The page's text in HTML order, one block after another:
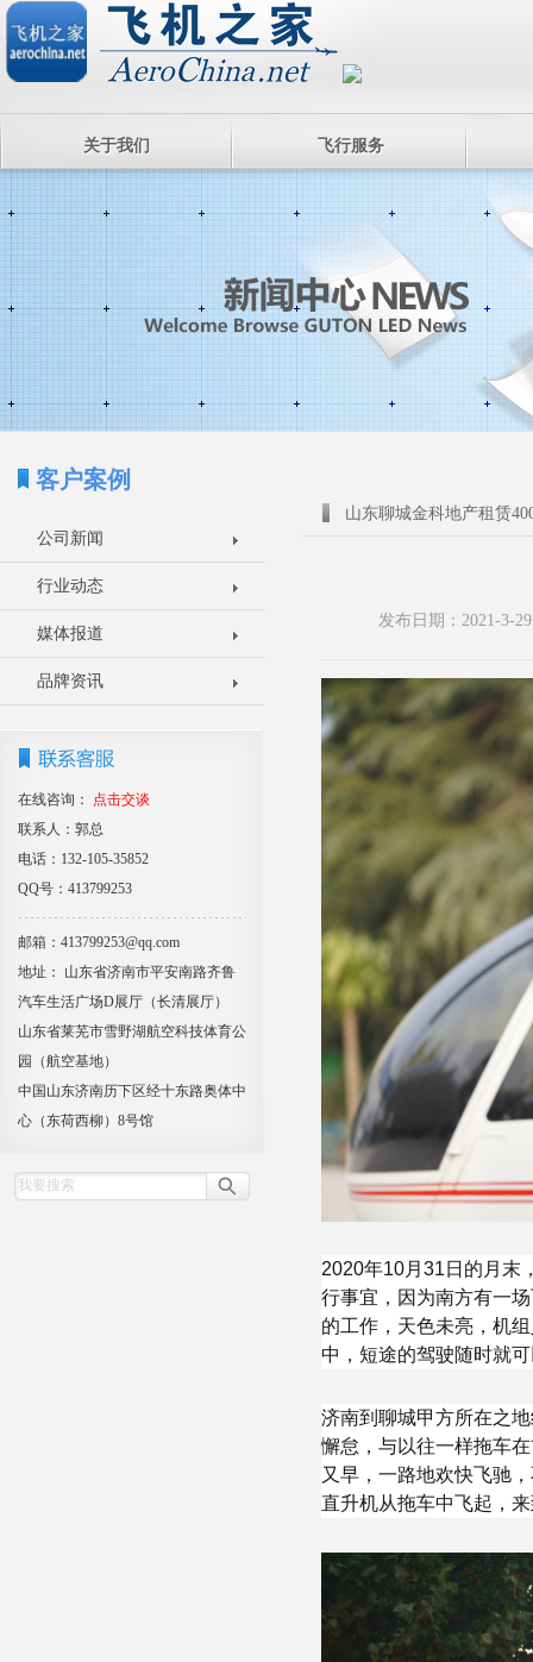
关于我们 飞行服务
客户案例
公司新闻
行业动态
媒体报道
品牌资讯
在线咨询：
点击交谈
联系人：郭总
电话：132-105-35852
QQ号：413799253
邮箱：413799253@qq.com
地址： 山东省济南市平安南路齐鲁
汽车生活广场D展厅（长清展厅）
山东省莱芜市雪野湖航空科技体育公
园（航空基地）
中国山东济南历下区经十东路奥体中
心（东荷西柳）8号馆
山东聊城金科地产租赁
发布日期：2021-3-
2020年10月31日的月末
行事宜，因为南方有一
的工作，天色未亮，机
中，短途的驾驶随时就
济南到聊城甲方所在之
懈怠，与以往一样拖车
又早，一路地欢快飞驰
直升机从拖车中飞起，